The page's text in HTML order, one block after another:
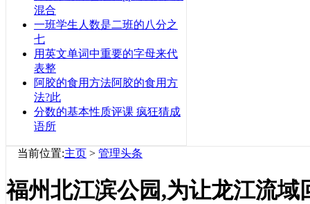
混合
一班学生人数是二班的八分之
七
用英文单词中重要的字母来代
表整
阿胶的食用方法阿胶的食用方
法?此
分数的基本性质评课 疯狂猜成
语所
当前位置:主页 > 管理头条
福州北江滨公园,为让龙江流域